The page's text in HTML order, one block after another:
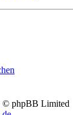
© phpBB Limited